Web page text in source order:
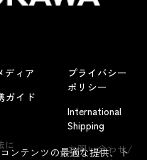
よくあるお問い合わせ
ディア
ガイド
に
プライバシー
ポリシー
International
Shipping
お問い合わせ/
ンテンツの最適な提供、ト